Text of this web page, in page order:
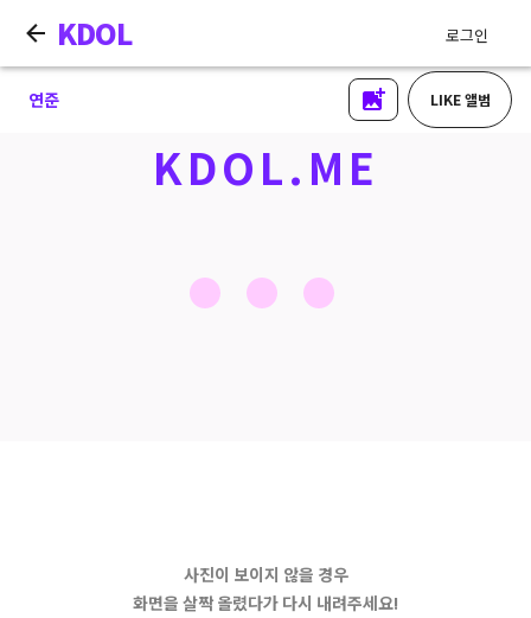
KDOL 로그인
연준 LIKE 앨범
KDOL.ME
사진이 보이지 않을 경우
화면을 살짝 올렸다가 다시 내려주세요!